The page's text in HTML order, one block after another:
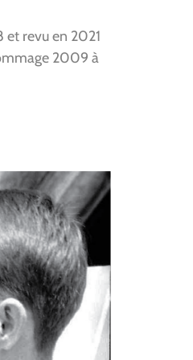
et revu en 2021
2009 à